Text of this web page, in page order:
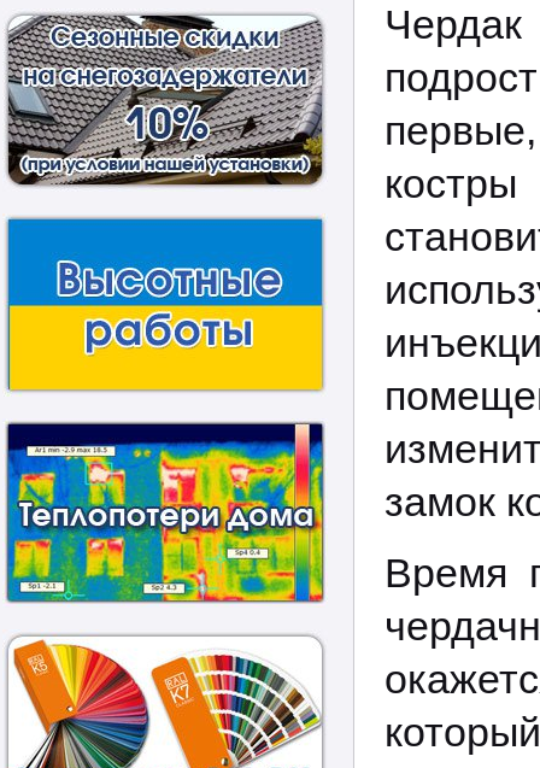
замок
Время